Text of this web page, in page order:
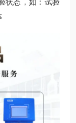
状态，如：试验